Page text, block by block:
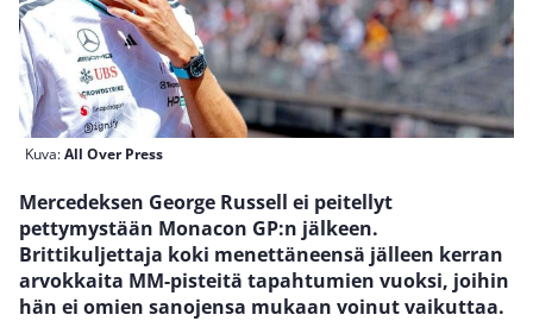
Kuva:All Over Press
Mercedeksen George Russell ei peitellyt
pettymystään Monacon GP:n jälkeen.
Brittikuljettaja koki menettäneensä jälleen kerran
arvokkaita MM-pisteitä tapahtumien vuoksi, joihin
hän ei omien sanojensa mukaan voinut vaikuttaa.